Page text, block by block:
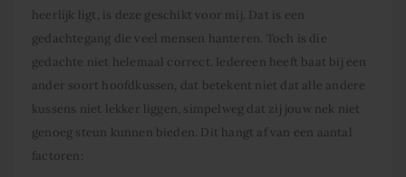
heerlijk ligt, is deze geschikt voor mij. Dat is een
gedachtegang die veel mensen hanteren. Toch is die
gedachte niet helemaal correct. Iedereen heeft baat bij een
ander soort hoofdkussen, dat betekent niet dat alle andere
kussens niet lekker liggen, simpelweg dat zij jouw nek niet
genoeg steun kunnen bieden. Dit hangt af van een aantal
factoren: